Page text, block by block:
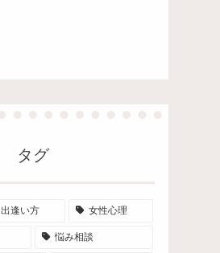
タグ
出逢い方 女性心理
悩み相談